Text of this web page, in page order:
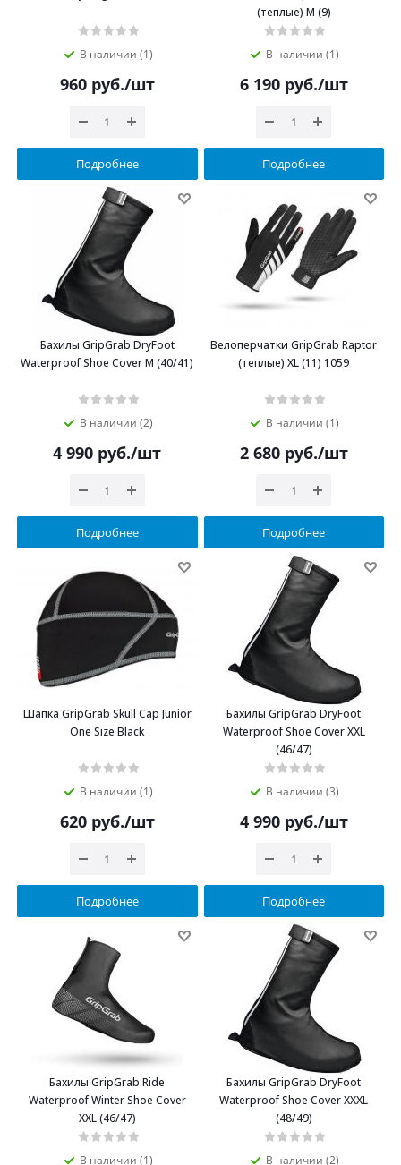
В наличии (1)
960руб./шт
Подробнее
(теплые) M (9)
В наличии (1)
6 190руб./шт
Подробнее
Бахилы GripGrab DryFoot
Waterproof Shoe Cover M (40/41)
В наличии (2)
4 990 руб./шт
Подробнее
Велоперчатки GripGrab Raptor
(теплые) XL (11) 1059
В наличии (1)
2 680руб./шт
Подробнее
Шапка GripGrab Skull Cap Junior
One Size Black
В наличии (1)
620руб./шт
Подробнее
Бахилы GripGrab DryFoot
Waterproof Shoe Cover XXL
(46/47)
В наличии (3)
4 990руб./шт
Подробнее
Бахилы GripGrab Ride
Waterproof Winter Shoe Cover
XXL (46/47)
В наличии (1)
Бахилы GripGrab DryFoot
Waterproof Shoe Cover XXXL
(48/49)
В наличии (2)